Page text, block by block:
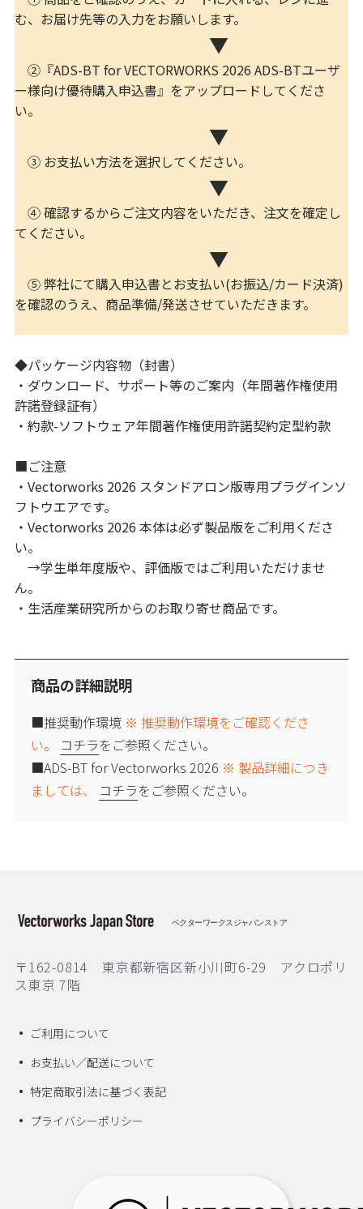
む、お届け先等の入力をお願いします。
▼
②『ADS-BT for VECTORWORKS 2026 ADS-BTユーザ
ー様向け優待購入申込書』をアップロードしてくださ
い。
▼
③ お支払い方法を選択してください。
▼
④ 確認するからご注文内容をいただき、注文を確定し
てください。
▼
⑤ 弊社にて購入申込書とお支払い(お振込/カード決済)
を確認のうえ、商品準備/発送させていただきます。
◆パッケージ内容物（封書）
・ダウンロード、サポート等のご案内（年間著作権使用
許諾登録証有）
・約款-ソフトウェア年間著作権使用許諾契約定型約款
■ご注意
・Vectorworks 2026 スタンドアロン版専用プラグインソ
フトウエアです。
・Vectorworks 2026 本体は必ず製品版をご利用くださ
い。
→学生単年度版や、評価版ではご利用いただけませ
ん。
・生活産業研究所からのお取り寄せ商品です。
商品の詳細説明
■推奨動作環境 ※ 推奨動作環境をご確認くださ
い。
コチラをご参照ください。
■ADS-BT for Vectorworks 2026 ※ 製品詳細につき
ましては、
コチラをご参照ください。
ベクターワークスジャパンストア
〒162-0814 東京都新宿区新小川町6-29 アクロポリ
ス東京 7階
ご利用について
お支払い／配送について
特定商取引法に基づく表記
プライバシーポリシー